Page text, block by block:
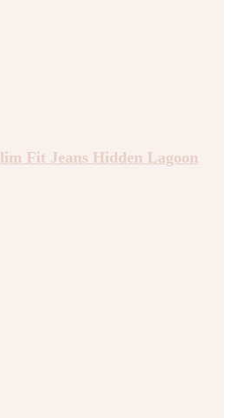
Fit Jeans Hidden Lagoon